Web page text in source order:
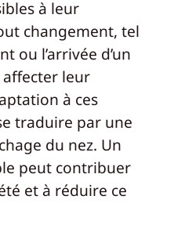
à leur
changement, tel
ou l’arrivée d’un
leur
à ces
traduire par une
du nez. Un
peut contribuer
et à réduire ce